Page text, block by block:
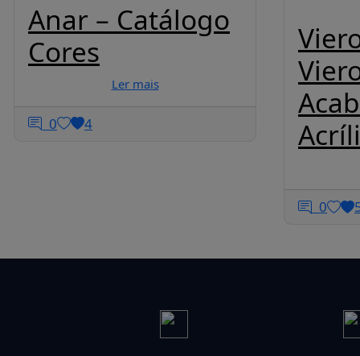
Anar – Catálogo
Cores
Ler mais
0 4
0